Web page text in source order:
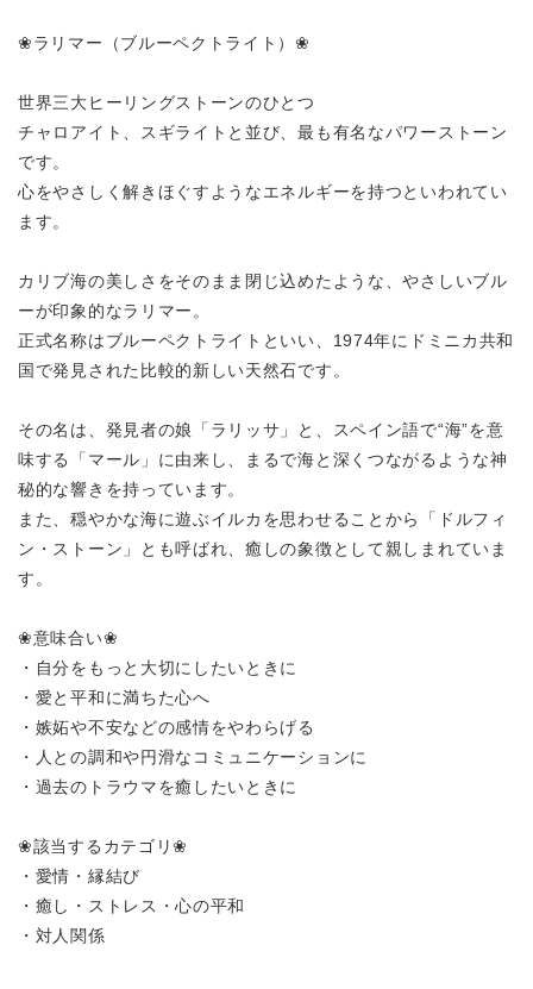
❀ラリマー（ブルーペクトライト）❀
世界三大ヒーリングストーンのひとつ
チャロアイト、スギライトと並び、最も有名なパワーストーン
です。
心をやさしく解きほぐすようなエネルギーを持つといわれてい
ます。
カリブ海の美しさをそのまま閉じ込めたような、やさしいブル
ーが印象的なラリマー。
正式名称はブルーペクトライトといい、1974年にドミニカ共和
国で発見された比較的新しい天然石です。
その名は、発見者の娘「ラリッサ」と、スペイン語で“海”を意
味する「マール」に由来し、まるで海と深くつながるような神
秘的な響きを持っています。
また、穏やかな海に遊ぶイルカを思わせることから「ドルフィ
ン・ストーン」とも呼ばれ、癒しの象徴として親しまれていま
す。
❀意味合い❀
・自分をもっと大切にしたいときに
・愛と平和に満ちた心へ
・嫉妬や不安などの感情をやわらげる
・人との調和や円滑なコミュニケーションに
・過去のトラウマを癒したいときに
❀該当するカテゴリ❀
・愛情・縁結び
・癒し・ストレス・心の平和
・対人関係